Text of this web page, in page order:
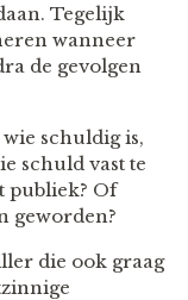
Tegelijk
wanneer
de gevolgen
schuldig is,
schuld vast te
publiek? Of
geworden?
die ook graag